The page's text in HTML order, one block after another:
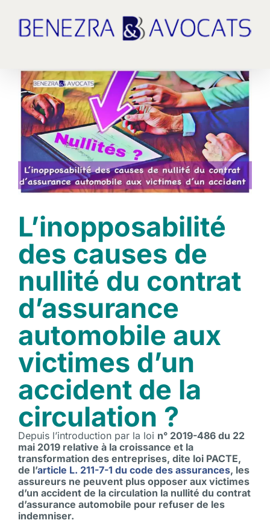
contenu
Voir
l'image
agrandie
L’inopposabilité
des causes de
nullité du contrat
d’assurance
automobile aux
victimes d’un
accident de la
circulation ?
Depuis l’introduction par la loi n° 2019-486 du 22
mai 2019 relative à la croissance et la
transformation des entreprises, dite loi PACTE,
de l’article L. 211-7-1 du code des assurances, les
assureurs ne peuvent plus opposer aux victimes
d’un accident de la circulation la nullité du contrat
d’assurance automobile pour refuser de les
indemniser.